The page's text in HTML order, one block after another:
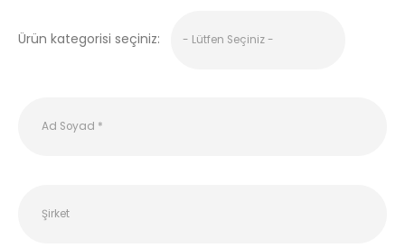
Ürün kategorisi seçiniz: